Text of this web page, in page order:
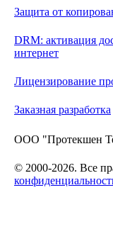
Защита от
DRM: активация
интернет
Лицензирование
Заказная разработка
ООО "Протекшен
© 2000-2026. Все